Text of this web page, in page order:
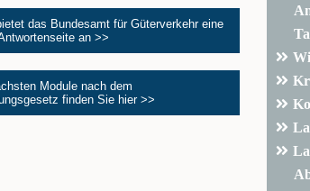
das Bundesamt für Güterverkehr eine
an >>
Module nach dem
finden Sie hier >>